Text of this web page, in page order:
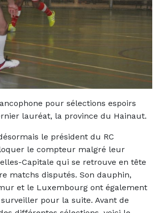
pour sélections espoirs
lauréat, la province du Hainaut.
le président du RC
le compteur malgré leur
Capitale qui se retrouve en tête
matchs disputés. Son dauphin,
et le Luxembourg ont également
pour la suite. Avant de